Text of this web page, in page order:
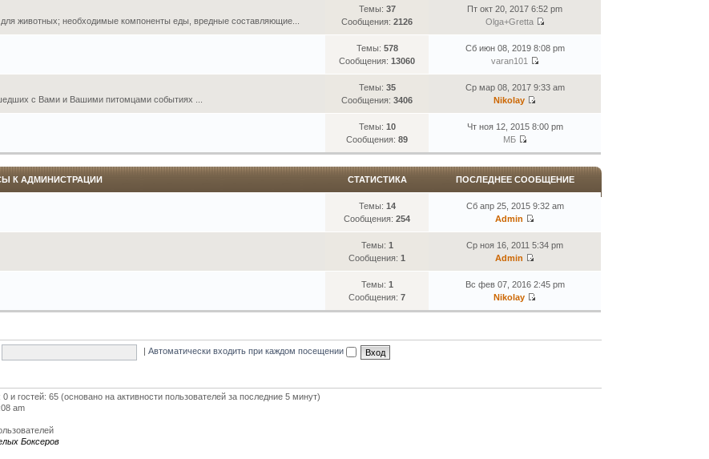
животных; необходимые компоненты еды, вредные составляющие...
Темы: 37
Сообщения:2126
Пт окт 20, 2017 6:52 pm
Olga+Gretta
Темы: 578
Сообщения:13060
Сб июн 08, 2019 8:08 pm
varan101
с Вами и Вашими питомцами событиях ...
Темы: 35
Сообщения:3406
Ср мар 08, 2017 9:33 am
Nikolay
Темы: 10
Сообщения:89
Чт ноя 12, 2015 8:00 pm
МБ
К АДМИНИСТРАЦИИ СТАТИСТИКА ПОСЛЕДНЕЕ СООБЩЕНИЕ
Темы: 14
Сообщения:254
Сб апр 25, 2015 9:32 am
Admin
Темы: 1
Сообщения:1
Ср ноя 16, 2011 5:34 pm
Admin
Темы: 1
Сообщения:7
Вс фев 07, 2016 2:45 pm
Nikolay
Автоматически входить при каждом посещении
и гостей: 65 (основано на активности пользователей за последние 5 минут)
am
Боксеров